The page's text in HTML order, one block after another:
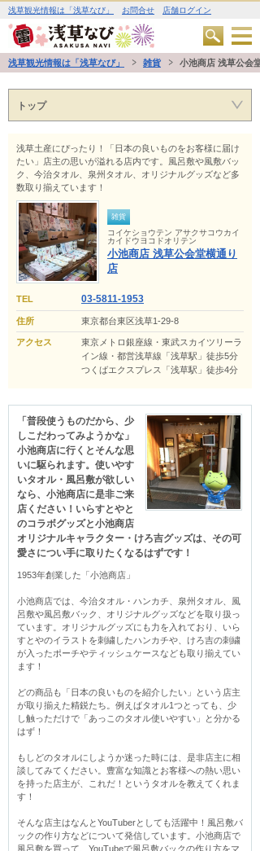
浅草観光情報は「浅草なび」 お問合せ 店舗ログイン
浅草観光情報は「浅草なび」 雑貨 小池商店 浅草公会
トップ
浅草土産にぴったり！「日本の良いものをお客様に届け
たい」店主の思いが溢れる店内です。風呂敷や風敷バッ
ク、今治タオル、泉州タオル、オリジナルグッズなど多
数取り揃えています！
雑貨
コイケショウテン アサクサコウカイ
カイドウヨコドオリテン
小池商店 浅草公会堂横通り
店
TEL 03-5811-1953
住所 東京都台東区浅草1-29-8
アクセス
東京メトロ銀座線・東武スカイツリーラ
イン線・都営浅草線「浅草駅」徒歩5分
つくばエクスプレス「浅草駅」徒歩4分
「普段使うものだから、少
しこだわってみようかな」
小池商店に行くとそんな思
いに駆られます。使いやす
いタオル・風呂敷が欲しい
なら、小池商店に是非ご来
店ください！いらすとやと
のコラボグッズと小池商店
オリジナルキャラクター・けろ吉グッズは、その可
愛さについ手に取りたくなるはずです！
1953年創業した「小池商店」
小池商店では、今治タオル・ハンカチ、泉州タオル、風
呂敷や風呂敷バック、オリジナルグッズなどを取り扱っ
ています。オリジナルグッズにも力を入れており、いら
すとやのイラストを刺繍したハンカチや、けろ吉の刺繍
が入ったポーチやティッシュケースなども取り揃えてい
ます！
どの商品も「日本の良いものを紹介したい」という店主
が取り揃えた精鋭たち。例えばタオル1つとっても、少
し触っただけで「あっこのタオル使いやすい」と分かる
はず！
もしどのタオルにしようか迷った時には、是非店主に相
談してみてください。豊富な知識とお客様への熱い思い
を持った店主が、これだ！というタオルを教えてくれま
す！
そんな店主はなんとYouTuberとしても活躍中！風呂敷バ
ックの作り方などについて発信しています。小池商店で
風呂敷を買って、YouTubeで風呂敷バックの作り方をマ